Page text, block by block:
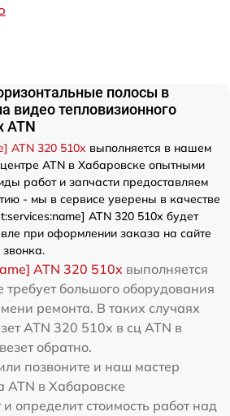
полосы в
видео тепловизионного
ATN
ATN 320 510x выполняется в нашем
ATN в Хабаровске опытными
работ и запчасти предоставляем
- мы в сервисе уверены в качестве
ATN 320 510x будет
при оформлении заказа на сайте
ATN 320 510x выполняется
требует большого оборудования
ремонта. В таких случаях
ATN 320 510x в сц ATN в
обратно.
позвоните и наш мастер
ATN в Хабаровске
определит стоимость работ над